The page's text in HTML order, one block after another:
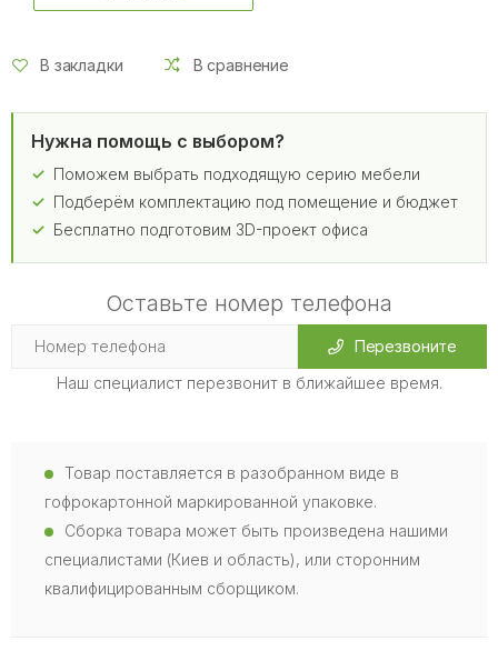
В закладки В сравнение
Нужна помощь с выбором?
Поможем выбрать подходящую серию мебели
Подберём комплектацию под помещение и бюджет
Бесплатно подготовим 3D-проект офиса
Оставьте номер телефона
Перезвоните
Наш специалист перезвонит в ближайшее время.
Товар поставляется в разобранном виде в
гофрокартонной маркированной упаковке.
Сборка товара может быть произведена нашими
специалистами (Киев и область), или сторонним
квалифицированным сборщиком.